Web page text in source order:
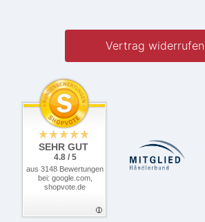
Vertrag widerrufen
SEHR GUT
4.8 / 5
aus 3148 Bewertungen
bei: google.com,
shopvote.de